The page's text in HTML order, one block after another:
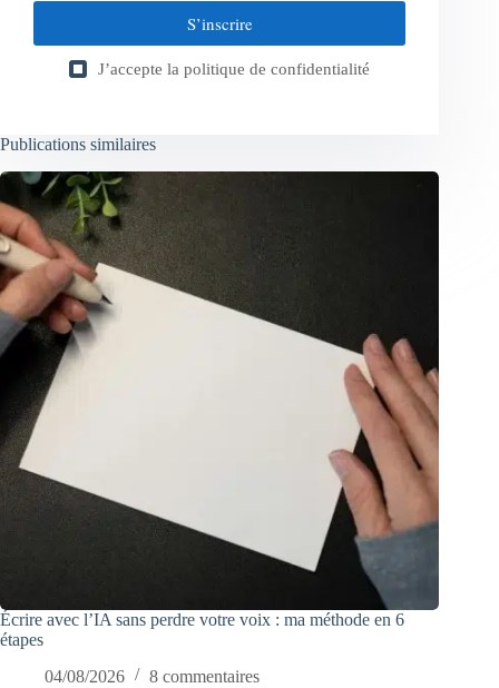
S’inscrire
J’accepte la politique de confidentialité
Publications similaires
Écrire avec l’IA sans perdre votre voix : ma méthode en 6
étapes
04/08/2026
8 commentaires